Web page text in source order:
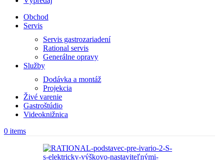
Obchod
Servis
Servis gastrozariadení
Rational servis
Generálne opravy
Služby
Dodávka a montáž
Projekcia
Živé varenie
Gastroštúdio
Videoknižnica
0 items